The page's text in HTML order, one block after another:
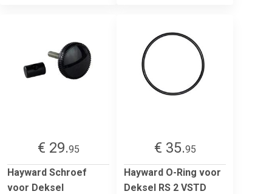
€ 29.95
Hayward Schroef
voor Deksel
€ 35.95
Hayward O-Ring voor
Deksel RS 2 VSTD